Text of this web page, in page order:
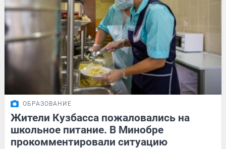
ОБРАЗОВАНИЕ
Жители Кузбасса пожаловались на
школьное питание. В Минобре
прокомментировали ситуацию